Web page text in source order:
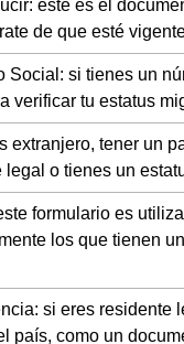
este es el
de que esté
Social: si tienes un
verificar tu estatus
extranjero, tener un
legal o tienes un
formulario es
los que tienen
si eres
país, como un